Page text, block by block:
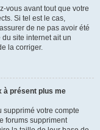
vous avant tout que votre
Si tel est le cas,
de ne pas avoir été
site internet ait un
la corriger.
à présent plus me
supprimé votre compte
forums suppriment